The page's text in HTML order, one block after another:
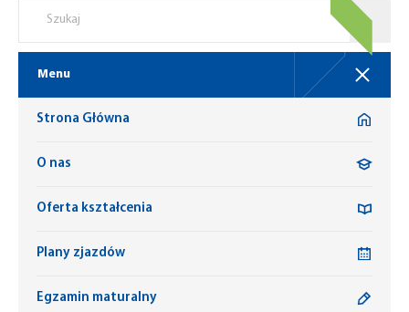
Menu
Strona Główna
O nas
Oferta kształcenia
Plany zjazdów
Egzamin maturalny